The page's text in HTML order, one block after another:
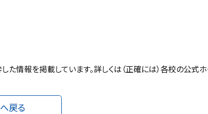
情報を掲載しています。詳しくは（正確には）各校の公式
戻る